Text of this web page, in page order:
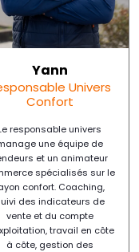
Yann
Univers
Confort
responsable univers
une équipe de
et un animateur
spécialisés sur le
confort. Coaching,
des indicateurs de
vente et du compte
travail en côte
à côte, gestion des